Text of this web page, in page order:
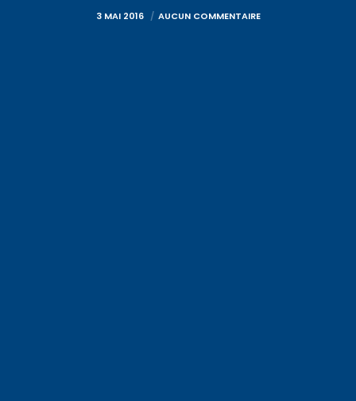
3 MAI 2016 AUCUN COMMENTAIRE